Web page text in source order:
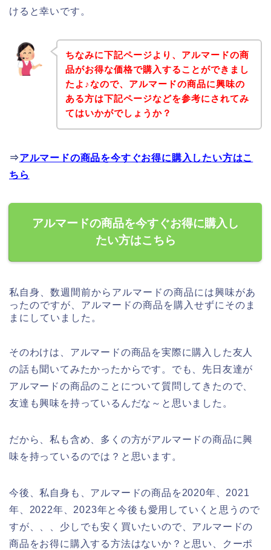
けると幸いです。
ちなみに下記ページより、アルマードの商
品がお得な価格で購入することができまし
たよ♪なので、アルマードの商品に興味の
ある方は下記ページなどを参考にされてみ
てはいかがでしょうか？
⇒アルマードの商品を今すぐお得に購入したい方はこ
ちら
アルマードの商品を今すぐお得に購入し
たい方はこちら
私自身、数週間前からアルマードの商品には興味があ
ったのですが、アルマードの商品を購入せずにそのま
まにしていました。
そのわけは、アルマードの商品を実際に購入した友人
の話も聞いてみたかったからです。でも、先日友達が
アルマードの商品のことについて質問してきたので、
友達も興味を持っているんだな～と思いました。
だから、私も含め、多くの方がアルマードの商品に興
味を持っているのでは？と思います。
今後、私自身も、アルマードの商品を2020年、2021
年、2022年、2023年と今後も愛用していくと思うので
すが、、、少しでも安く買いたいので、アルマードの
商品をお得に購入する方法はないか？と思い、クーポ